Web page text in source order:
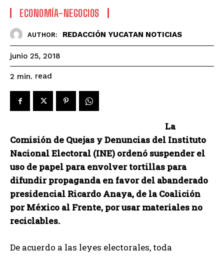
ECONOMÍA-NEGOCIOS
AUTHOR: REDACCIÓN YUCATAN NOTICIAS
junio 25, 2018
2 min. read
La
Comisión de Quejas y Denuncias del Instituto
Nacional Electoral (INE) ordenó suspender el
uso de papel para envolver tortillas para
difundir propaganda en favor del abanderado
presidencial Ricardo Anaya, de la Coalición
por México al Frente, por usar materiales no
reciclables.
De acuerdo a las leyes electorales, toda